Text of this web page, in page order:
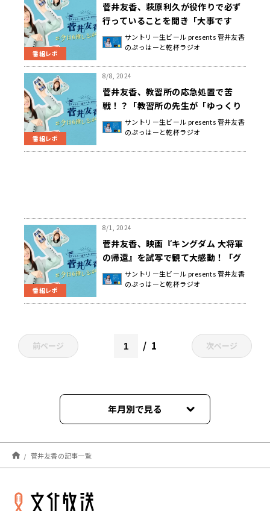
番組レポ
菅井友香、萩原利久が役作りで必ず
行っていることを聞き「大事です
ね」と感服！
サントリー生ビール presents 菅井友香
のぷっはーと乾杯ラジオ
番組レポ
8/8, 2024
菅井友香、教習所の応急処置で苦
戦！？「教習所の先生が「ゆっくり
やっていいですよ。競争じゃないで
すからね」とやさしく声をかけてく
サントリー生ビール presents 菅井友香
のぷっはーと乾杯ラジオ
番組レポ
8/1, 2024
菅井友香、映画『キングダム 大将軍
の帰還』を試写で観て大感動！「グ
ループ時代、キャプテンをしていた
時に読んでおけばよかった」
サントリー生ビール presents 菅井友香
のぷっはーと乾杯ラジオ
前ページ 1 次ページ
年月別で見る
2026年08月
2026年07月
2026年06月
菅井友香の記事一覧